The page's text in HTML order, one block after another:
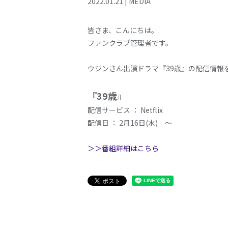
皆さま、こんにちは。
ファンクラブ管理者です。
ウジンさん出演ドラマ『39歳』の配信情報
『39歳』
配信サービス ： Netflix
配信日 ： 2月16日(水) ～
＞＞番組詳細はこちら